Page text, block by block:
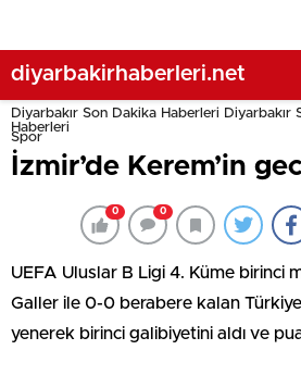
diyarbakirhaberleri.net
Diyarbakır Son Dakika Haberleri Diyarbakır
Haberleri
Spor
İzmir’de Kerem’in
0 0
UEFA Uluslar B Ligi 4. Küme birinci
Galler ile 0-0 berabere kalan Türkiye,
yenerek birinci galibiyetini aldı ve